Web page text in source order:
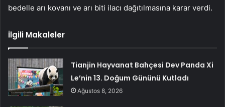
bedelle arı kovanı ve arı biti ilacı dağıtılmasına karar verdi.
İlgili Makaleler
Tianjin Hayvanat Bahçesi Dev Panda Xi
Le’nin 13. Doğum Gününü Kutladı
Ağustos 8, 2026